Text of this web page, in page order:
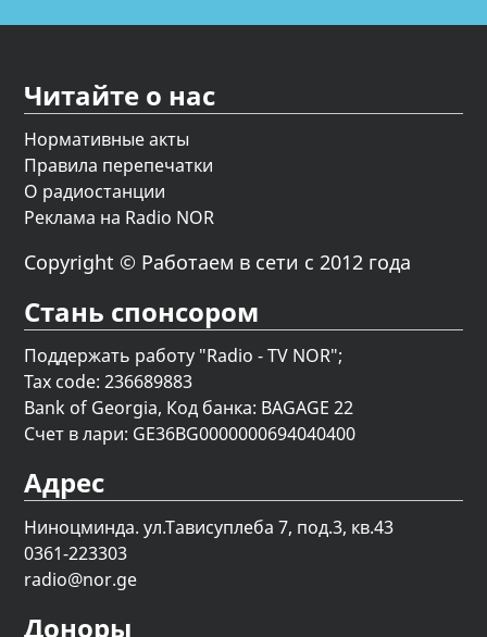
Читайте о нас
Нормативные акты
Правила перепечатки
О радиостанции
Реклама на Radio NOR
Copyright © Работаем в сети с 2012 года
Стань спонсором
Поддержать работу "Radio - TV NOR";
Tax code: 236689883
Bank of Georgia, Код банка: BAGAGE 22
Счет в лари: GE36BG0000000694040400
Адрес
Ниноцминда. ул.Тависуплеба 7, под.3, кв.43
0361-223303
radio@nor.ge
Доноры